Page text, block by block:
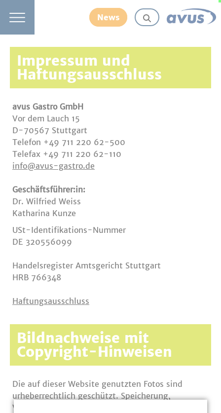
News
Impressum und
Haftungsausschluss
avus Gastro GmbH
Vor dem Lauch 15
D-70567 Stuttgart
Telefon +49 711 220 62-500
Telefax +49 711 220 62-110
info@avus-gastro.de
Geschäftsführer:in:
Dr. Wilfried Weiss
Katharina Kunze
USt-Identifikations-Nummer
DE 320556099
Handelsregister Amtsgericht Stuttgart
HRB 766348
Haftungsausschluss
Bildnachweise mit
Copyright-Hinweisen
Die auf dieser Website genutzten Fotos sind
urheberrechtlich geschützt. Speicherung,
Verbreitung und Verwertung in gedruckter sowie